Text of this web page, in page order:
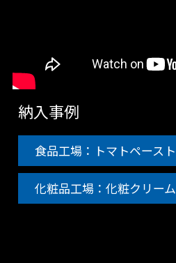
納入事例
食品工場：トマトペースト
化粧品工場：化粧クリーム